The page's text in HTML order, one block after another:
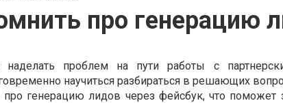
про генерацию
проблем на пути работы с
научиться разбираться в решающих
про генерацию лидов через фейсбук, что поможет